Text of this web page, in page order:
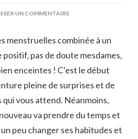
UN COMMENTAIRESUR
MOIS
DE
menstruelles combinée à un
pas de doute mesdames,
enceintes ! C’est le début
pleine de surprises et de
vous attend. Néanmoins,
va prendre du temps et
un peu changer ses habitudes et